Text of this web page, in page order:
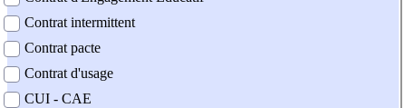
Contrat intermittent
Contrat pacte
Contrat d'usage
CUI - CAE